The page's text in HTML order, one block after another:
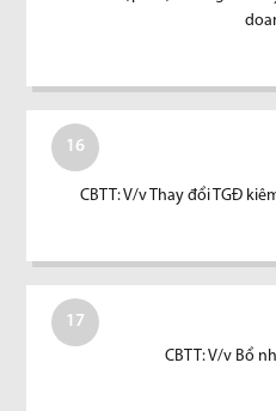
16
CBTT: V/v Thay đổi TGĐ
17
CBTT: V/v Bổ